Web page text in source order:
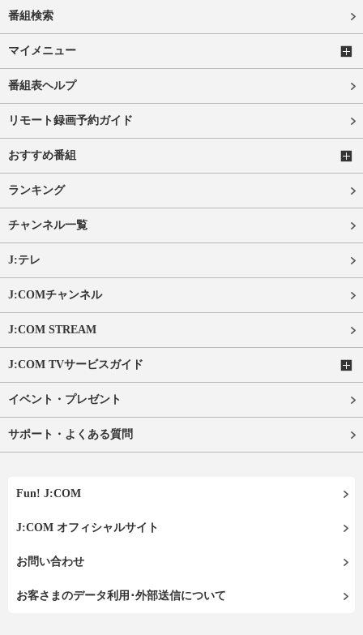
番組検索
マイメニュー
番組表ヘルプ
リモート録画予約ガイド
おすすめ番組
ランキング
チャンネル一覧
J:テレ
J:COMチャンネル
J:COM STREAM
J:COM TVサービスガイド
イベント・プレゼント
サポート・よくある質問
Fun! J:COM
J:COM オフィシャルサイト
お問い合わせ
お客さまのデータ利用･外部送信について